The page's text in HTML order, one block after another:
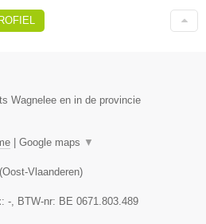
Wagnelee en in de provincie
Google maps ▼
(Oost-Vlaanderen)
-, BTW-nr: BE 0671.803.489